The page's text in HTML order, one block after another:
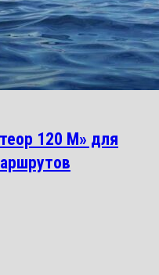
120 М» для